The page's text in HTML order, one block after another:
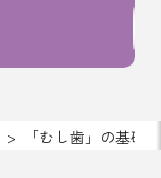
「むし歯」の基礎